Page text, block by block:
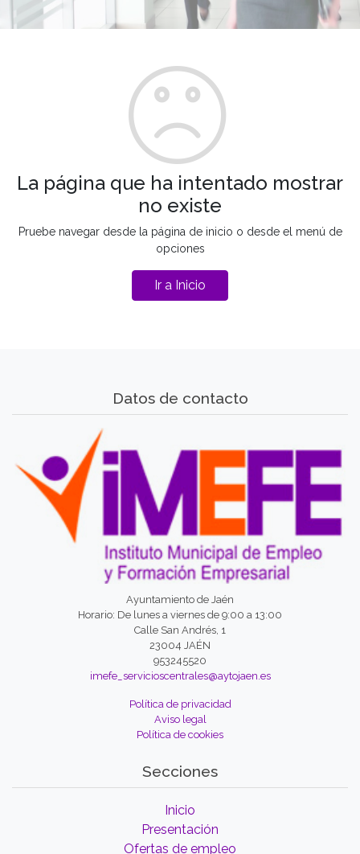
La página que ha intentado mostrar
no existe
Pruebe navegar desde la página de inicio o desde el menú de
opciones
Ir a Inicio
Datos de contacto
Ayuntamiento de Jaén
Horario: De lunes a viernes de 9:00 a 13:00
Calle San Andrés, 1
23004 JAÉN
953245520
imefe_servicioscentrales@aytojaen.es
Política de privacidad
Aviso legal
Política de cookies
Secciones
Inicio
Presentación
Ofertas de empleo